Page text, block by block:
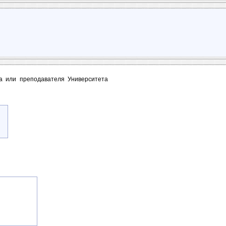
или преподавателя Университета